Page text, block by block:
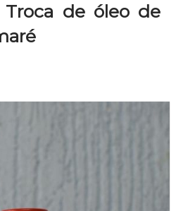
Troca de óleo de